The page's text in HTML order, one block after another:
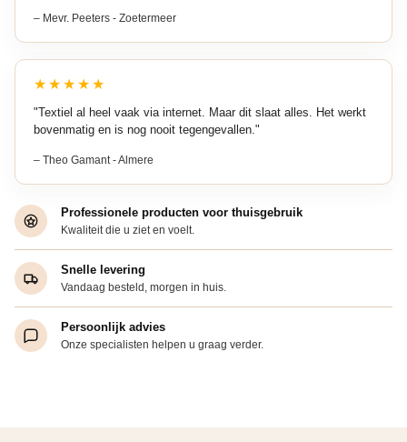
– Mevr. Peeters - Zoetermeer
★★★★★
"Textiel al heel vaak via internet. Maar dit slaat alles. Het werkt
bovenmatig en is nog nooit tegengevallen."
– Theo Gamant - Almere
Professionele producten voor thuisgebruik
Kwaliteit die u ziet en voelt.
Snelle levering
Vandaag besteld, morgen in huis.
Persoonlijk advies
Onze specialisten helpen u graag verder.